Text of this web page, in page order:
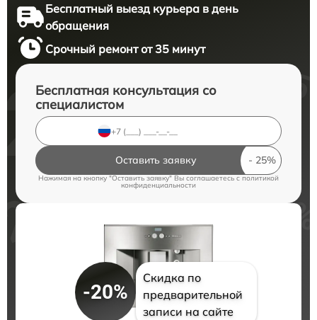
Бесплатный выезд курьера в день
обращения
Срочный ремонт от 35 минут
Бесплатная консультация со
специалистом
Оставить заявку
Нажимая на кнопку "Оставить заявку" Вы соглашаетесь c политикой
конфиденциальности
-20%
Скидка по
предварительной
записи на сайте